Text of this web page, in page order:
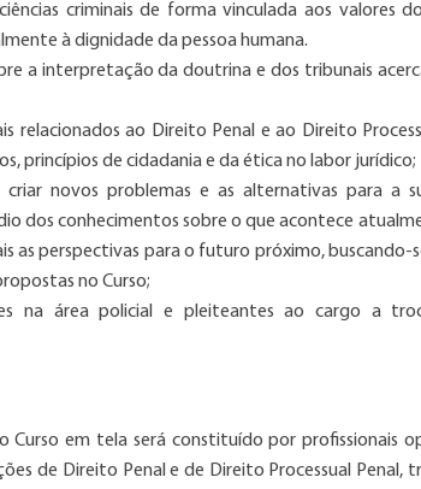
criminais de forma vinculada aos valores
à dignidade da pessoa humana.
a interpretação da doutrina e dos tribunais
relacionados ao Direito Penal e ao Direito
princípios de cidadania e da ética no labor jurídico;
novos problemas e as alternativas para a
dos conhecimentos sobre o que acontece
as perspectivas para o futuro próximo,
no Curso;
na área policial e pleiteantes ao cargo a
Curso em tela será constituído por profissionais
de Direito Penal e de Direito Processual Penal,